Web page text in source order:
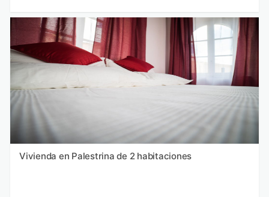
Vivienda en Palestrina de 2 habitaciones